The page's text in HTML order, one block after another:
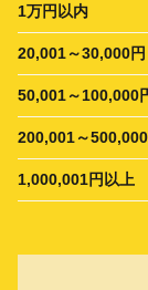
1万円以内
20,001～30,000円
50,001～100,000
200,001～
1,000,001円以上